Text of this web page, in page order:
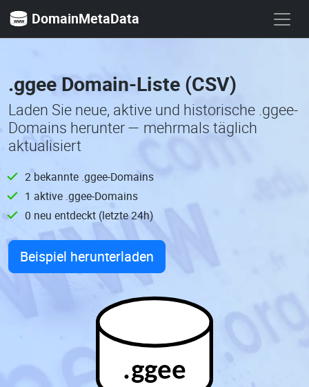
DomainMetaData
.ggee Domain-Liste (CSV)
Laden Sie neue, aktive und historische .ggee-
Domains herunter — mehrmals täglich
aktualisiert
2 bekannte .ggee-Domains
1 aktive .ggee-Domains
0 neu entdeckt (letzte 24h)
Beispiel herunterladen
.ggee